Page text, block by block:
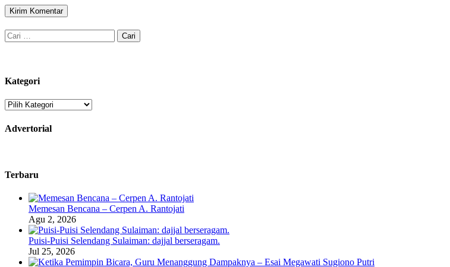
Cari
untuk:
Kategori
Kategori
Advertorial
Terbaru
Memesan Bencana – Cerpen A. Rantojati
Agu 2, 2026
Puisi-Puisi Selendang Sulaiman: dajjal berseragam.
Jul 25, 2026